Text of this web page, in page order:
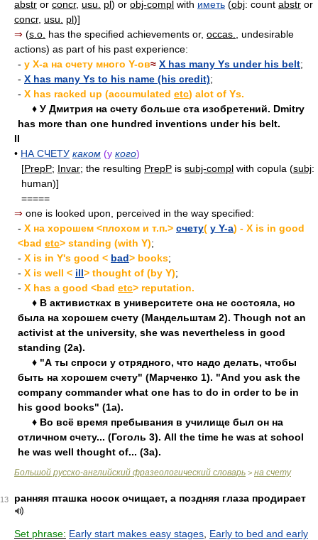
abstr or concr, usu. pl) or obj-compl with иметь (obj: count abstr or
concr, usu. pl)]
⇒ (s.o. has the specified achievements or, occas.
, undesirable
actions) as part of his past experience:
- у X-a на счету много Y-ов≈ X has many Ys under his belt;
- X has many Ys to his name (his credit);
- X has racked up (accumulated etc) alot of Ys.
♦ У Дмитрия на счету больше ста изобретений. Dmitry
has more than one hundred inventions under his belt.
II
• НА СЧЕТУ каком (у кого)
[PrepP; Invar; the resulting PrepP is subj-compl with copula (subj:
human)]
=====
⇒ one is looked upon, perceived in the way specified:
- X на хорошем <плохом и т.п.> счету( у Y-a) - X is in good
<bad etc> standing (with Y);
- X is in Y's good < bad> books;
- X is well < ill> thought of (by Y);
- X has a good <bad etc> reputation.
♦ В активистках в университете она не состояла, но
была на хорошем счету (Мандельштам 2). Though not an
activist at the university, she was nevertheless in good
standing (2a).
♦ "А ты спроси у отрядного, что надо делать, чтобы
быть на хорошем счету" (Марченко 1). "And you ask the
company commander what one has to do in order to be in
his good books" (1a).
♦ Во всё время пребывания в училище был он на
отличном счету... (Гоголь 3). All the time he was at school
he was well thought of... (3a).
Большой русско-английский фразеологический словарь > на счету
13 ранняя пташка носок очищает, а поздняя глаза продирает
Set phrase: Early start makes easy stages Early to bed and early